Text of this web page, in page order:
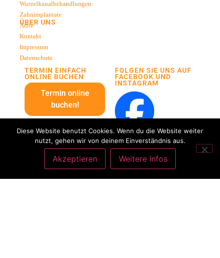
Wurzelkanalbehandlungen
Zahnimplantate
ÜBER UNS
Ärzte
Kontakt
Impressum
Datenschutz
TERMIN EINFACH
ONLINE BUCHEN
Termin online
buchen!
FOLGEN SIE UNS AUF
FACEBOOK UND
INSTAGRAM
ANRUFEN
Diese Website benutzt Cookies. Wenn du die Website weiter
nutzt, gehen wir von deinem Einverständnis aus.
Akzeptieren Weitere Infos